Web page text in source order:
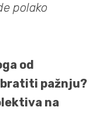
polako
od
pažnju?
na